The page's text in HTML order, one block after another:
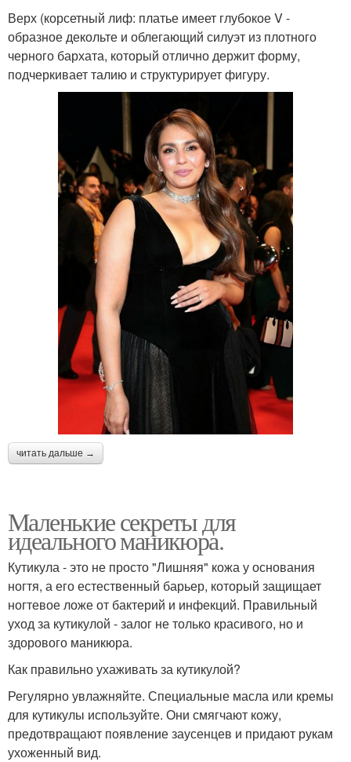
Верх (корсетный лиф: платье имеет глубокое V -
образное декольте и облегающий силуэт из плотного
черного бархата, который отлично держит форму,
подчеркивает талию и структурирует фигуру.
читать дальше →
Маленькие секреты для
идеального маникюра.
Кутикула - это не просто "Лишняя" кожа у основания
ногтя, а его естественный барьер, который защищает
ногтевое ложе от бактерий и инфекций. Правильный
уход за кутикулой - залог не только красивого, но и
здорового маникюра.
Как правильно ухаживать за кутикулой?
Регулярно увлажняйте. Специальные масла или кремы
для кутикулы используйте. Они смягчают кожу,
предотвращают появление заусенцев и придают рукам
ухоженный вид.